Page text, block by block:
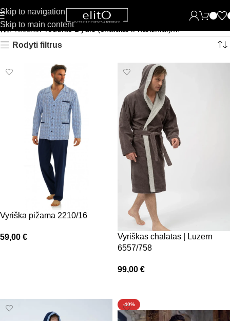
Skip to navigation
Skip to main content
MPradžia Produkto Dydis (chalatai ir naktiniai) M
Rodyti filtrus
Vyriška pižama 2210/16
59,00 €
Vyriškas chalatas | Luzern
6557/758
99,00 €
-40%